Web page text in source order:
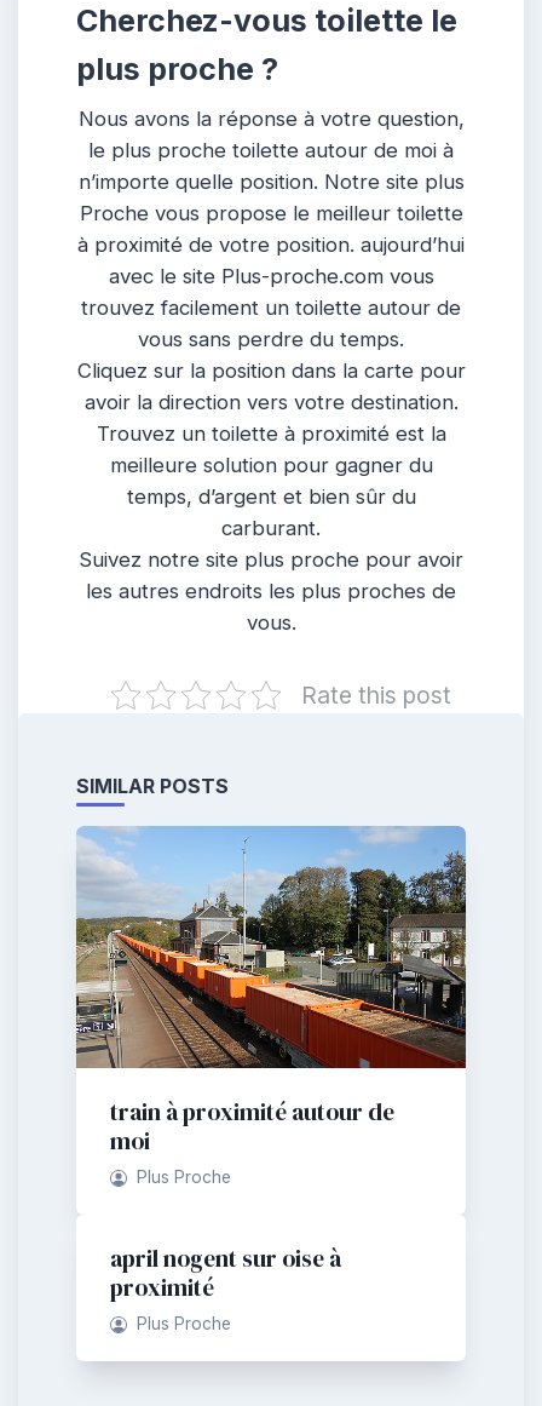
Cherchez-vous toilette le
plus proche ?
Nous avons la réponse à votre question,
le plus proche toilette autour de moi à
n’importe quelle position. Notre site plus
Proche vous propose le meilleur toilette
à proximité de votre position. aujourd’hui
avec le site Plus-proche.com vous
trouvez facilement un toilette autour de
vous sans perdre du temps.
Cliquez sur la position dans la carte pour
avoir la direction vers votre destination.
Trouvez un toilette à proximité est la
meilleure solution pour gagner du
temps, d’argent et bien sûr du
carburant.
Suivez notre site plus proche pour avoir
les autres endroits les plus proches de
vous.
Rate this post
SIMILAR POSTS
train à proximité autour de
moi
Plus Proche
april nogent sur oise à
proximité
Plus Proche